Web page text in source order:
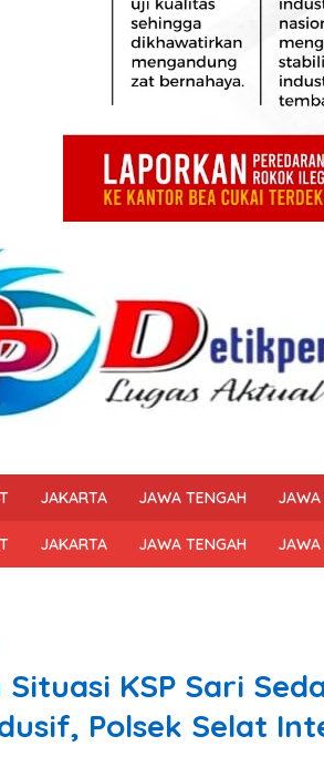
JAKARTA JAWA TENGAH JAWA
JAKARTA JAWA TENGAH JAWA
Situasi KSP Sari
Polsek Selat